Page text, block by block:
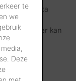
te
we
Deze
deze Terca
u hieronder kan